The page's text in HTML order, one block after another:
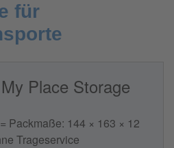
für
Place Storage
Packmaße: 144 × 163 × 12
Trageservice